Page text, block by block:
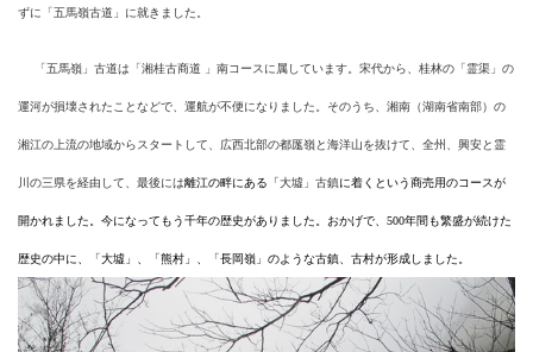
ずに「五馬嶺古道」に就きました。
「五馬嶺」古道は「湘桂古商道 」南コースに属しています。宋代から、桂林の「霊渠」の
運河が損壊されたことなどで、運航が不便になりました。そのうち、湘南（湖南省南部）の
湘江の上流の地域からスタートして、広西北部の都厖嶺と海洋山を抜けて、全州、興安と霊
川の三県を経由して、最後には離江の畔にある「大墟」古鎮に着くという商売用のコースが
開かれました。今になってもう千年の歴史がありました。おかげで、 500年間も繁盛が続けた
歴史の中に、「大墟」、「熊村」、「長岡嶺」のような古鎮、古村が形成しました。